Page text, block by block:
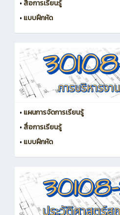
• สื่อการเรียนรู้
• แบบฝึกหัด
• แผนการจัดการเรียนรู้
• สื่อการเรียนรู้
• แบบฝึกหัด